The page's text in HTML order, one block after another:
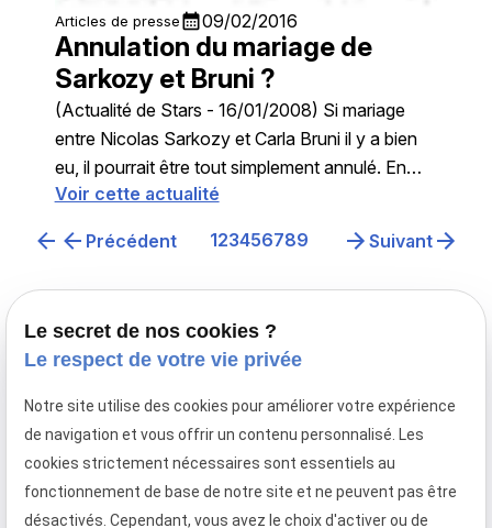
Articles de pressecalendar_month09/02/2016
Annulation du mariage de
Sarkozy et Bruni ?
(Actualité de Stars - 16/01/2008) Si mariage
entre Nicolas Sarkozy et Carla Bruni il y a bien
eu, il pourrait être tout simplement annulé. En
voyage officiel en Arabie Saoudite, ...
Voir cette actualité
Précédent 123456789 Suivant
Avocat en droit de la famille à Paris,
le cabinet Maître Laurence MAYER intervient en
France et en droit familial international.
Téléphone Adresse Horaires
Le secret de nos cookies ?
Le respect de votre vie privée
Notre site utilise des cookies pour améliorer votre expérience
de navigation et vous offrir un contenu personnalisé. Les
cookies strictement nécessaires sont essentiels au
fonctionnement de base de notre site et ne peuvent pas être
désactivés. Cependant, vous avez le choix d'activer ou de